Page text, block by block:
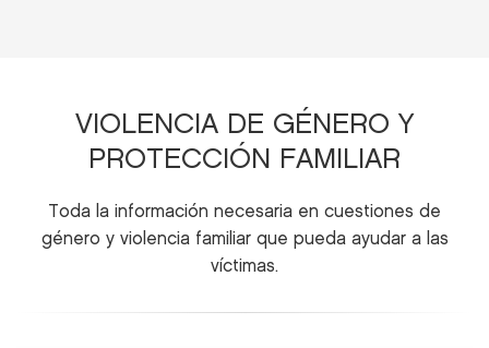
VIOLENCIA DE GÉNERO Y
PROTECCIÓN FAMILIAR
Toda la información necesaria en cuestiones de
género y violencia familiar que pueda ayudar a las
víctimas.